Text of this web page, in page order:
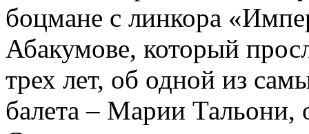
боцмане с линкора
Абакумове, который
трех лет, об одной из
балета – Марии